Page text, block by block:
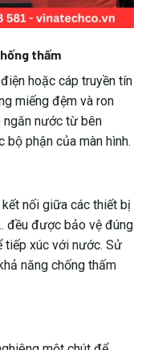
thấm
hoặc cáp truyền tín
miếng đệm và ron
ngăn nước từ bên
bộ phận của màn hình.
nối giữa các thiết bị
đều được bảo vệ đúng
tiếp xúc với nước. Sử
năng chống thấm